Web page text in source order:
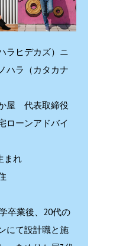
ラヒデカズ）ニ
ハラ（カタカナ
屋 代表取締役
ローンアドバイ
まれ
卒業後、20代の
にて設計職と施